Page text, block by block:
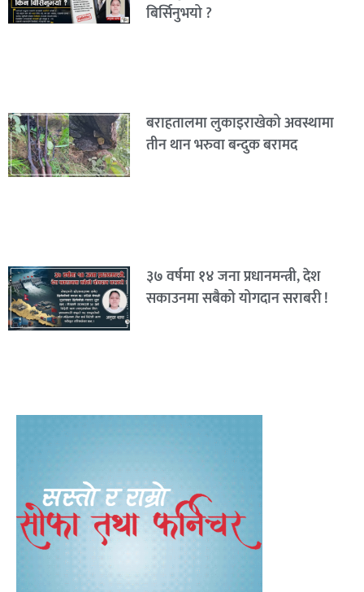
बिर्सिनुभयो ?
बराहतालमा लुकाइराखेको अवस्थामा
तीन थान भरुवा बन्दुक बरामद
३७ वर्षमा १४ जना प्रधानमन्त्री, देश
सकाउनमा सबैको योगदान सराबरी !